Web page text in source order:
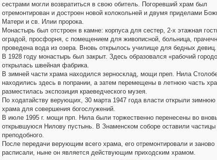
сестрами могли возвратиться в свою обитель. Погоревший храм был
отремонтирован и достроен новой колокольней и двумя приделами
Матери и св. Илии пророка.
Монастырь был отстроен в камне: корпуса для сестер, 2-х этажная
оградой, просфорня, с помещением для живописной, больница,
проведена вода из озера. Вновь открылось училище для бедных девиц.
В 1928 году монастырь был закрыт. Здесь образовался «рабочий
открылась швейная фабрика.
В зимней части храма находился зерносклад, мощи преп. Нила
находились здесь в попрании, а затем перемещены в летнюю часть
разместилась экспозиция краеведческого музея.
По ходатайству верующих, 30 марта 1947 года власти открыли зимнюю
храма для совершения богослужений.
В июле 1995 г. мощи прп. Нила были торжественно перенесены во
открывшуюся Нилову пустынь. В Знаменском соборе оставили
преподобного.
После передачи верующим всего храма, его отремонтировали и заново
расписали, ныне он является действующим приходским храмом.